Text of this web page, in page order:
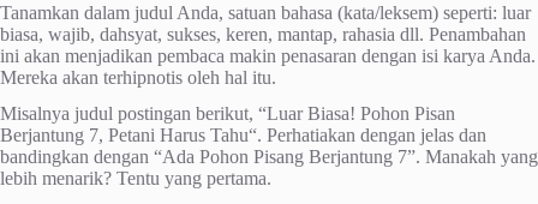
Tanamkan dalam judul Anda, satuan bahasa (kata/leksem) seperti: luar
biasa, wajib, dahsyat, sukses, keren, mantap, rahasia dll. Penambahan
ini akan menjadikan pembaca makin penasaran dengan isi karya Anda.
Mereka akan terhipnotis oleh hal itu.
Misalnya judul postingan berikut, “Luar Biasa! Pohon Pisan
Berjantung 7, Petani Harus Tahu“. Perhatiakan dengan jelas dan
bandingkan dengan “Ada Pohon Pisang Berjantung 7”. Manakah yang
lebih menarik? Tentu yang pertama.